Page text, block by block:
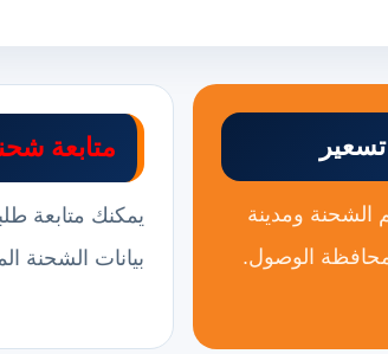
ومدينة
الوصول.
متابعة
يمكنك متابعة
بيانات الشحنة